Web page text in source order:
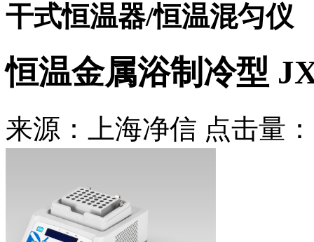
干式恒温器/恒温混匀仪
恒温金属浴制冷型
来源：上海净信 点击量：